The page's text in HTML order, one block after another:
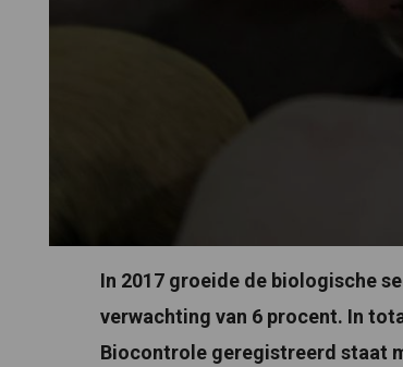
In 2017 groeide de biologische
verwachting van 6 procent. In
Biocontrole geregistreerd staat